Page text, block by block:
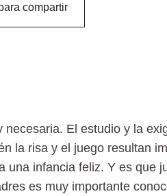
compartir
necesaria. El estudio y la
la risa y el juego resultan
una infancia feliz. Y es que
es muy importante